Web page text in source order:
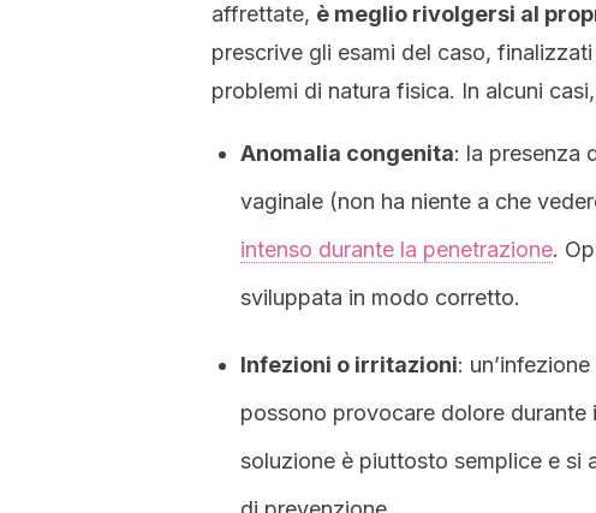
affrettate, è meglio rivolgersi al
prescrive gli esami del caso,
problemi di natura fisica. In alcuni
Anomalia congenita: la presenza
vaginale (non ha niente a che
intenso durante la penetrazione.
sviluppata in modo corretto.
Infezioni o irritazioni:
possono provocare dolore durante
soluzione è piuttosto semplice e si